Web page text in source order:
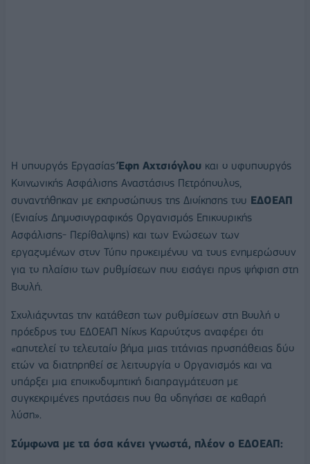
Η υπουργός ΕργασίαςΈφη Αχτσιόγλου και ο υφυπουργός
Κοινωνικής Ασφάλισης Αναστάσιος Πετρόπουλος,
συναντήθηκαν με εκπροσώπους της Διοίκησης του ΕΔΟΕΑΠ
(Ενιαίος Δημοσιογραφικός Οργανισμός Επικουρικής
Ασφάλισης- Περίθαλψης) και των Ενώσεων των
εργαζομένων στον Τύπο προκειμένου να τους ενημερώσουν
για το πλαίσιο των ρυθμίσεων που εισάγει προς ψήφιση στη
Βουλή.
Σχολιάζοντας την κατάθεση των ρυθμίσεων στη Βουλή ο
πρόεδρος του ΕΔΟΕΑΠ Νίκος Καρούτζος αναφέρει ότι
«αποτελεί το τελευταίο βήμα μιας τιτάνιας προσπάθειας δύο
ετών να διατηρηθεί σε λειτουργία ο Οργανισμός και να
υπάρξει μια εποικοδομητική διαπραγμάτευση με
συγκεκριμένες προτάσεις που θα οδηγήσει σε καθαρή
λύση».
Σύμφωνα με τα όσα κάνει γνωστά, πλέον ο ΕΔΟΕΑΠ: